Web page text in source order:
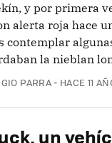
y por primera
alerta roja hace
contemplar
la nieblan
PARRA HACE 11
un